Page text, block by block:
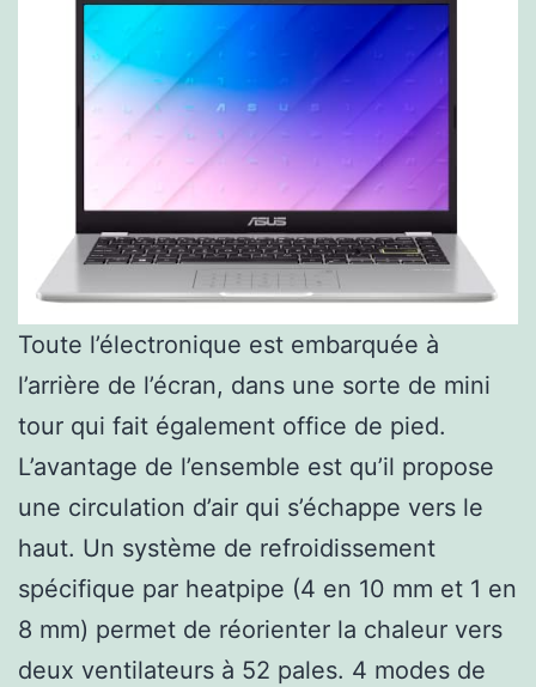
Toute l’électronique est embarquée à
l’arrière de l’écran, dans une sorte de mini
tour qui fait également office de pied.
L’avantage de l’ensemble est qu’il propose
une circulation d’air qui s’échappe vers le
haut. Un système de refroidissement
spécifique par heatpipe (4 en 10 mm et 1 en
8 mm) permet de réorienter la chaleur vers
deux ventilateurs à 52 pales. 4 modes de